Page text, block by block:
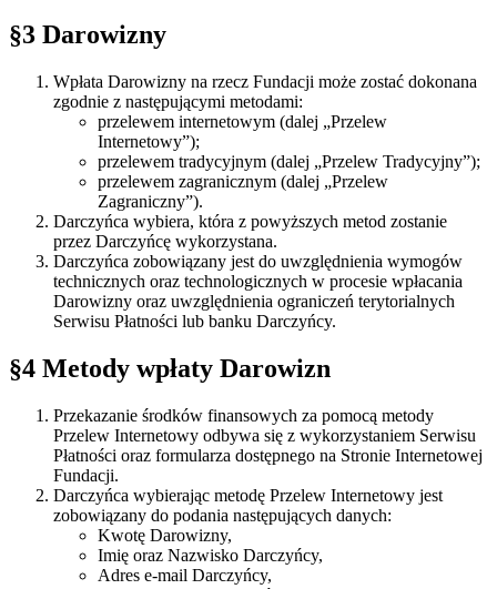
§3 Darowizny
Wpłata Darowizny na rzecz Fundacji może zostać dokonana
zgodnie z następującymi metodami:
przelewem internetowym (dalej „Przelew
Internetowy”);
przelewem tradycyjnym (dalej „Przelew Tradycyjny”);
przelewem zagranicznym (dalej „Przelew
Zagraniczny”).
Darczyńca wybiera, która z powyższych metod zostanie
przez Darczyńcę wykorzystana.
Darczyńca zobowiązany jest do uwzględnienia wymogów
technicznych oraz technologicznych w procesie wpłacania
Darowizny oraz uwzględnienia ograniczeń terytorialnych
Serwisu Płatności lub banku Darczyńcy.
§4 Metody wpłaty Darowizn
Przekazanie środków finansowych za pomocą metody
Przelew Internetowy odbywa się z wykorzystaniem Serwisu
Płatności oraz formularza dostępnego na Stronie Internetowej
Fundacji.
Darczyńca wybierając metodę Przelew Internetowy jest
zobowiązany do podania następujących danych:
Kwotę Darowizny,
Imię oraz Nazwisko Darczyńcy,
Adres e-mail Darczyńcy,